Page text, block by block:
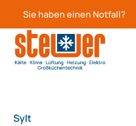
Sie haben einen Notfall?
Sylt